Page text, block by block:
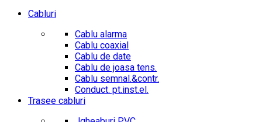
Cabluri
Cablu alarma
Cablu coaxial
Cablu de date
Cablu de joasa tens.
Cablu semnal.&contr.
Conduct. pt.inst.el.
Trasee cabluri